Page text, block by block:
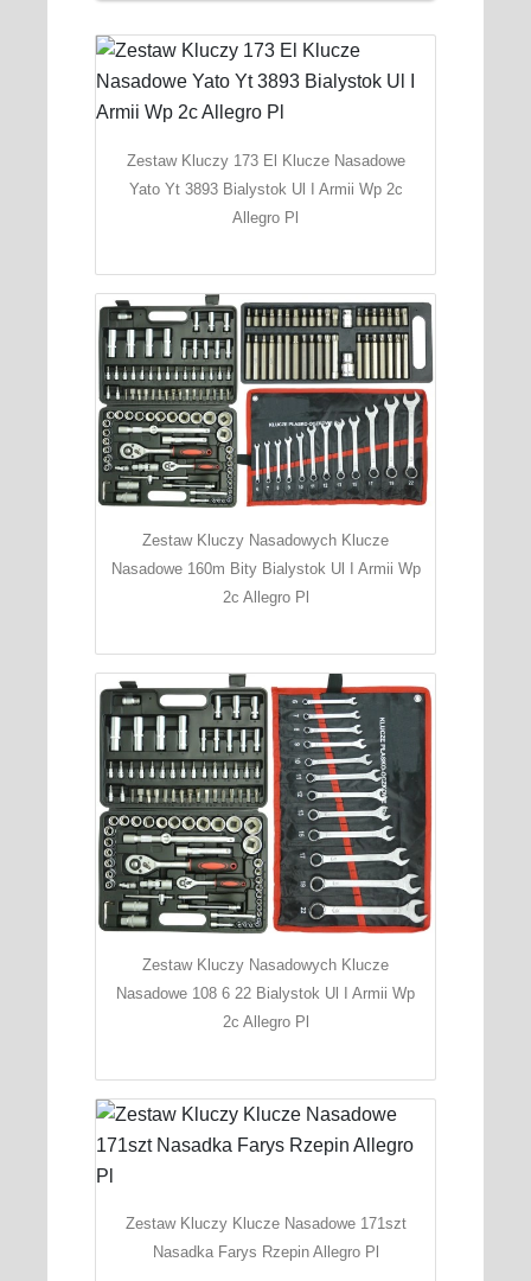
Zestaw Kluczy 173 El Klucze Nasadowe
Yato Yt 3893 Bialystok Ul I Armii Wp 2c
Allegro Pl
Zestaw Kluczy Nasadowych Klucze
Nasadowe 160m Bity Bialystok Ul I Armii Wp
2c Allegro Pl
Zestaw Kluczy Nasadowych Klucze
Nasadowe 108 6 22 Bialystok Ul I Armii Wp
2c Allegro Pl
Zestaw Kluczy Klucze Nasadowe 171szt
Nasadka Farys Rzepin Allegro Pl